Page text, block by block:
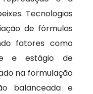
Tecnologias
de fórmulas
fatores como
e estágio de
na formulação
balanceada e